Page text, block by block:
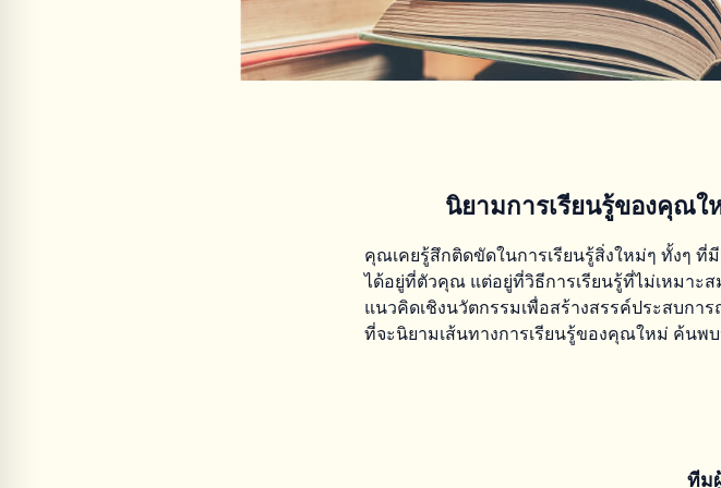
นิยามการเรียนรู้ของคุณ
คุณเคยรู้สึกติดขัดในการเรียนรู้สิ่งใหม่ๆ ทั้งๆ ที่
ได้อยู่ที่ตัวคุณ แต่อยู่ที่วิธีการเรียนรู้ที่ไม่เหมาะส
แนวคิดเชิงนวัตกรรมเพื่อสร้างสรรค์ประสบกา
ที่จะนิยามเส้นทางการเรียนรู้ของคุณใหม่ ค้นพ
ทีม